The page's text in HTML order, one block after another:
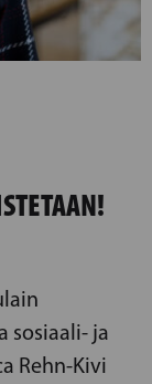
sosiaali- ja
Rehn-Kivi